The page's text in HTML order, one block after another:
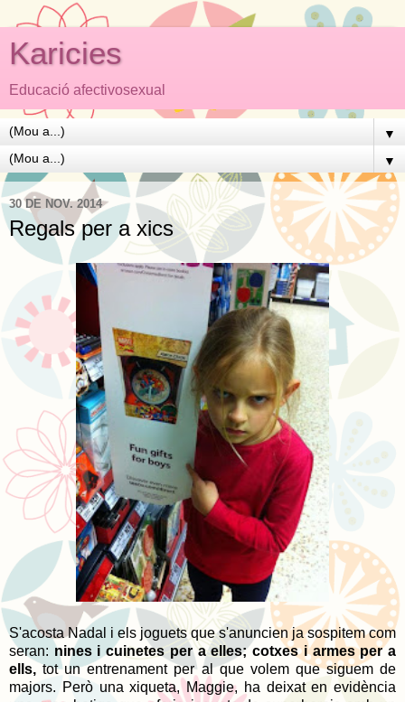
Karicies
Educació afectivosexual
▼
▼
30 DE NOV. 2014
Regals per a xics
S'acosta Nadal i els joguets que s'anuncien ja sospitem com
seran: nines i cuinetes per a elles; cotxes i armes per a
ells,tot un entrenament per al que volem que siguem de
majors. Però una xiqueta, Maggie, ha deixat en evidència